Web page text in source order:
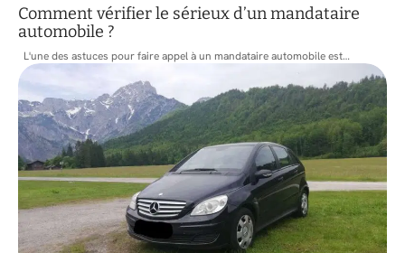
Comment vérifier le sérieux d’un mandataire
automobile ?
L'une des astuces pour faire appel à un mandataire automobile est…